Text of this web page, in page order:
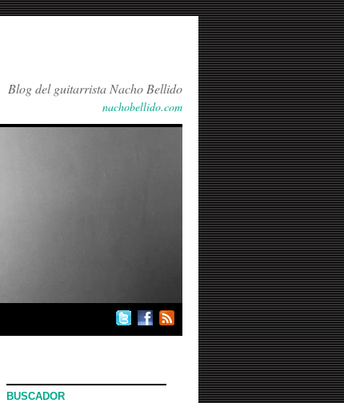
Blog del guitarrista Nacho Bellido
nachobellido.com
BUSCADOR